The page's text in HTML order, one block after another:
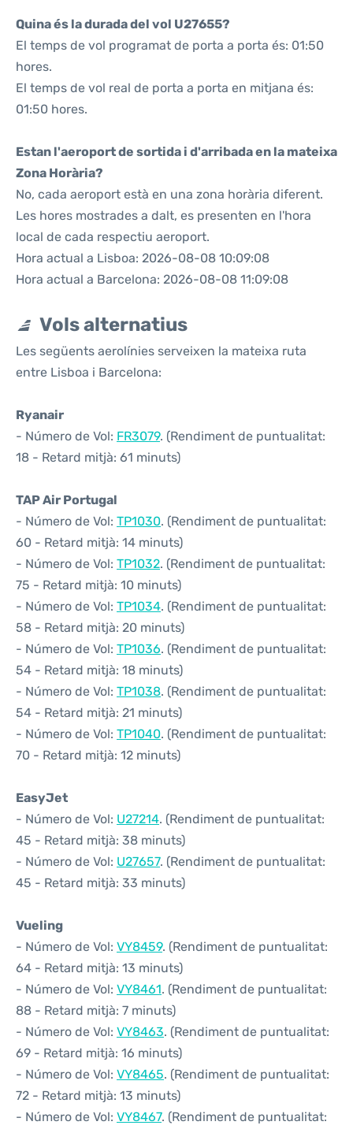
Quina és la durada del vol U27655?
El temps de vol programat de porta a porta és: 01:50
hores.
El temps de vol real de porta a porta en mitjana és:
01:50 hores.
Estan l'aeroport de sortida i d'arribada en la mateixa
Zona Horària?
No, cada aeroport està en una zona horària diferent.
Les hores mostrades a dalt, es presenten en l'hora
local de cada respectiu aeroport.
Hora actual a Lisboa: 2026-08-08 10:09:08
Hora actual a Barcelona: 2026-08-08 11:09:08
Vols alternatius
Les següents aerolínies serveixen la mateixa ruta
entre Lisboa i Barcelona:
Ryanair
- Número de Vol: FR3079. (Rendiment de puntualitat:
18 - Retard mitjà: 61 minuts)
TAP Air Portugal
- Número de Vol: TP1030. (Rendiment de puntualitat:
60 - Retard mitjà: 14 minuts)
- Número de Vol: TP1032. (Rendiment de puntualitat:
75 - Retard mitjà: 10 minuts)
- Número de Vol: TP1034. (Rendiment de puntualitat:
58 - Retard mitjà: 20 minuts)
- Número de Vol: TP1036. (Rendiment de puntualitat:
54 - Retard mitjà: 18 minuts)
- Número de Vol: TP1038. (Rendiment de puntualitat:
54 - Retard mitjà: 21 minuts)
- Número de Vol: TP1040. (Rendiment de puntualitat:
70 - Retard mitjà: 12 minuts)
EasyJet
- Número de Vol: U27214. (Rendiment de puntualitat:
45 - Retard mitjà: 38 minuts)
- Número de Vol: U27657. (Rendiment de puntualitat:
45 - Retard mitjà: 33 minuts)
Vueling
- Número de Vol: VY8459. (Rendiment de puntualitat:
64 - Retard mitjà: 13 minuts)
- Número de Vol: VY8461. (Rendiment de puntualitat:
88 - Retard mitjà: 7 minuts)
- Número de Vol: VY8463. (Rendiment de puntualitat:
69 - Retard mitjà: 16 minuts)
- Número de Vol: VY8465. (Rendiment de puntualitat:
72 - Retard mitjà: 13 minuts)
- Número de Vol: VY8467. (Rendiment de puntualitat: